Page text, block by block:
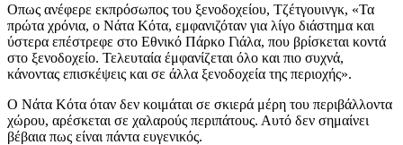
Οπως ανέφερε εκπρόσωπος του ξενοδοχείου, Τζέτγουινγκ, «Τα
πρώτα χρόνια, ο Νάτα Κότα, εμφανιζόταν για λίγο διάστημα και
ύστερα επέστρεφε στo Εθνικό Πάρκο Γιάλα, που βρίσκεται κοντά
στο ξενοδοχείο. Τελευταία έμφανίζεται όλο και πιο συχνά,
κάνοντας επισκέψεις και σε άλλα ξενοδοχεία της περιοχής».
Ο Νάτα Κότα όταν δεν κοιμάται σε σκιερά μέρη του περιβάλλοντα
χώρου, αρέσκεται σε χαλαρούς περιπάτους. Αυτό δεν σημαίνει
βέβαια πως είναι πάντα ευγενικός.